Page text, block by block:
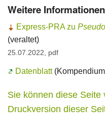
Weitere Informationen
Express-PRA zu
(veraltet)
25.07.2022, pdf
Datenblatt
Sie können diese Seite
Druckversion dieser